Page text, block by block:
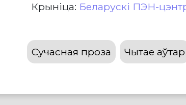
Крыніца: Беларускі ПЭН-
Сучасная проза Чытае аўтар